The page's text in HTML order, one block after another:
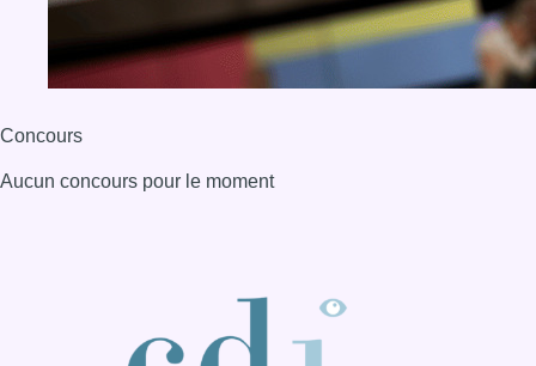
Concours
Aucun concours pour le moment